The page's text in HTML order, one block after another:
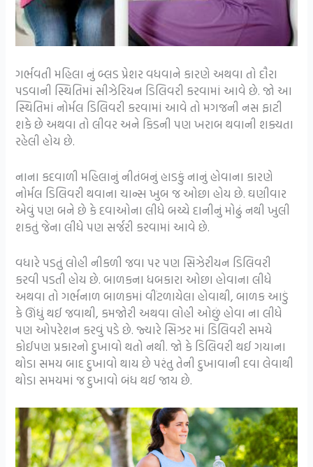
ગર્ભવતી મહિલા નું બ્લડ પ્રેશર વધવાને કારણે અથવા તો દૌરા
પડવાની સ્થિતિમાં સીઝેરિયન ડિલિવરી કરવામાં આવે છે. જો આ
સ્થિતિમાં નોર્મલ ડિલિવરી કરવામાં આવે તો મગજની નસ ફાટી
શકે છે અથવા તો લીવર અને કિડની પણ ખરાબ થવાની શક્યતા
રહેલી હોય છે.
નાના કદવાળી મહિલાનું નીતંબનું હાડકું નાનું હોવાના કારણે
નોર્મલ ડિલિવરી થવાના ચાન્સ ખુબ જ ઓછા હોય છે. ઘણીવાર
એવું પણ બને છે કે દવાઓના લીધે બચ્ચે દાનીનું મોઢું નથી ખુલી
શકતું જેના લીધે પણ સર્જરી કરવામાં આવે છે.
વધારે પડતું લોહી નીકળી જવા પર પણ સિઝેરીયન ડિલિવરી
કરવી પડતી હોય છે. બાળકના ધબકારા ઓછા હોવાના લીધે
અથવા તો ગર્ભનાળ બાળકમાં વીંટળાયેલા હોવાથી, બાળક આડું
કે ઊંધું થઈ જવાથી, કમજોરી અથવા લોહી ઓછું હોવા ના લીધે
પણ ઓપરેશન કરવું પડે છે. જ્યારે સિઝર માં ડિલિવરી સમયે
કોઈપણ પ્રકારનો દુખાવો થતો નથી. જો કે ડિલિવરી થઈ ગયાના
થોડા સમય બાદ દુખાવો થાય છે પરંતુ તેની દુખાવાની દવા લેવાથી
થોડા સમયમાં જ દુખાવો બંધ થઈ જાય છે.